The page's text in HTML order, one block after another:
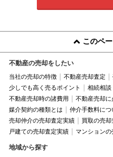
このペ
不動産の売却をしたい
当社の売却の特徴 不動産売却査定
少しでも高く売るポイント
相続相談
不動産売却時の諸費用
不動産売却
媒介契約の種類とは
仲介手数料につ
売却仲介の売却査定実績
買取の売
戸建ての売却査定実績
マンション
地域から探す